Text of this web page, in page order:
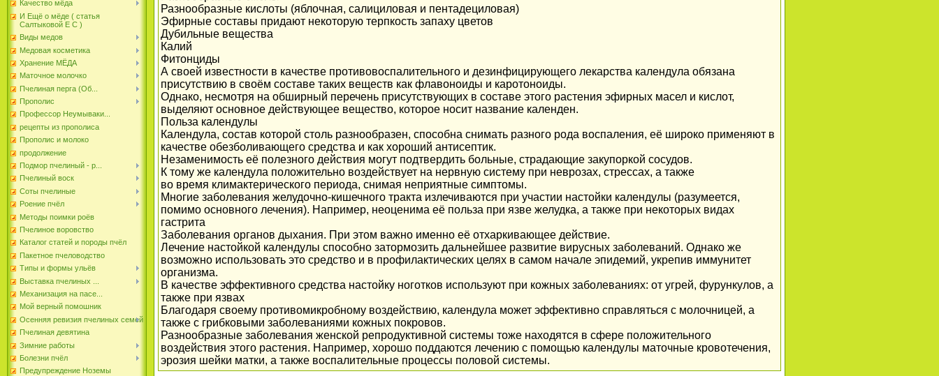
Качество мёда
И Ещё о мёде ( статья
Салтыковой Е С )
Виды медов
Медовая косметика
Хранение МЁДА
Маточное молочко
Пчелиная перга (Об...
Прополис
Профессор Неумываки...
рецепты из прополиса
Прополис и молоко
продолжение
Подмор пчелиный - р...
Пчелиный воск
Соты пчелиные
Роение пчёл
Методы поимки роёв
Пчелиное воровство
Каталог статей и породы пчёл
Пакетное пчеловодство
Типы и формы ульёв
Выставка пчелиных ...
Механизация на пасе...
Мой верный помошник
Осенняя ревизия пчелиных семей
Пчелиная девятина
Зимние работы
Болезни пчёл
Предупреждение Ноземы
Разнообразные кислоты (яблочная, салициловая и пентадециловая)
Эфирные составы придают некоторую терпкость запаху цветов
Дубильные вещества
Калий
Фитонциды
А своей известности в качестве противовоспалительного и дезинфицирующего лекарства календула обязана
присутствию в своём составе таких веществ как флавоноиды и каротоноиды.
Однако, несмотря на обширный перечень присутствующих в составе этого растения эфирных масел и кислот,
выделяют основное действующее вещество, которое носит название календен.
Польза календулы
Календула, состав которой столь разнообразен, способна снимать разного рода воспаления, её широко применяют в
качестве обезболивающего средства и как хороший антисептик.
Незаменимость её полезного действия могут подтвердить больные, страдающие закупоркой сосудов.
К тому же календула положительно воздействует на нервную систему при неврозах, стрессах, а также
во время климактерического периода, снимая неприятные симптомы.
Многие заболевания желудочно-кишечного тракта излечиваются при участии настойки календулы (разумеется,
помимо основного лечения). Например, неоценима её польза при язве желудка, а также при некоторых видах
гастрита
Заболевания органов дыхания. При этом важно именно её отхаркивающее действие.
Лечение настойкой календулы способно затормозить дальнейшее развитие вирусных заболеваний. Однако же
возможно использовать это средство и в профилактических целях в самом начале эпидемий, укрепив иммунитет
организма.
В качестве эффективного средства настойку ноготков используют при кожных заболеваниях: от угрей, фурункулов, а
также при язвах
Благодаря своему противомикробному воздействию, календула может эффективно справляться с молочницей, а
также с грибковыми заболеваниями кожных покровов.
Разнообразные заболевания женской репродуктивной системы тоже находятся в сфере положительного
воздействия этого растения. Например, хорошо поддаются лечению с помощью календулы маточные кровотечения,
эрозия шейки матки, а также воспалительные процессы половой системы.